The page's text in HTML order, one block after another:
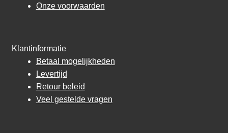
Onze voorwaarden
Klantinformatie
Betaal mogelijkheden
Levertijd
Retour beleid
Veel gestelde vragen